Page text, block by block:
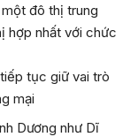
đô thị trung
hợp nhất với chức
tục giữ vai trò
mại
Dương như Dĩ